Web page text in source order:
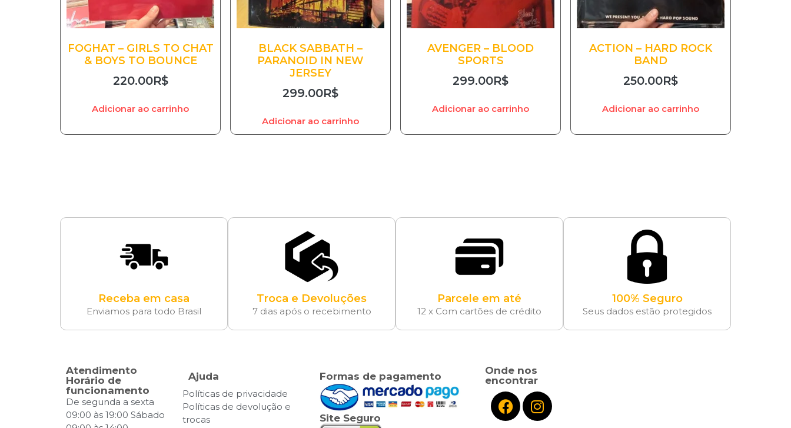
FOGHAT – GIRLS TO CHAT
& BOYS TO BOUNCE
220.00R$
Adicionar ao carrinho
BLACK SABBATH –
PARANOID IN NEW
JERSEY
299.00R$
Adicionar ao carrinho
AVENGER – BLOOD
SPORTS
299.00R$
Adicionar ao carrinho
ACTION – HARD ROCK
BAND
250.00R$
Adicionar ao carrinho
Receba em casa
Enviamos para todo Brasil
Troca e Devoluções
7 dias após o recebimento
Parcele em até
12 x Com cartões de crédito
100% Seguro
Seus dados estão protegidos
Atendimento
Horário de
funcionamento
De segunda a sexta
09:00 às 19:00 Sábado
Ajuda
Políticas de privacidade
Políticas de devolução e
trocas
Formas de pagamento
Site Seguro
Onde nos
encontrar